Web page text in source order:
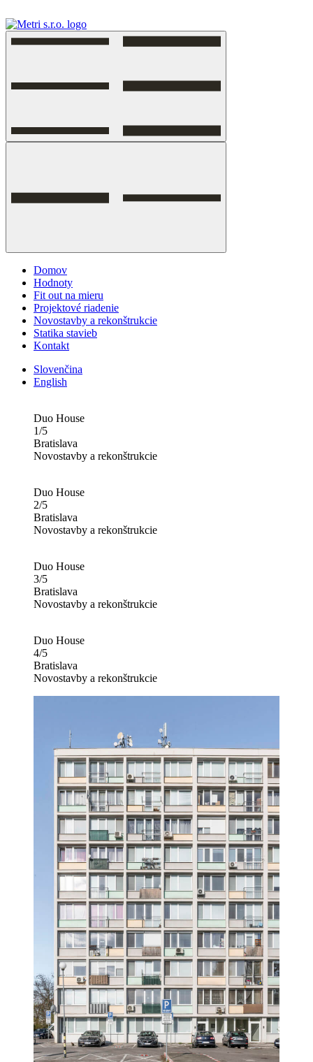
Skip
to
content
Domov
Hodnoty
Fit out na mieru
Projektové riadenie
Novostavby a rekonštrukcie
Statika stavieb
Kontakt
Slovenčina
English
Duo House
1/5
Bratislava
Novostavby a rekonštrukcie
Duo House
2/5
Bratislava
Novostavby a rekonštrukcie
Duo House
3/5
Bratislava
Novostavby a rekonštrukcie
Duo House
4/5
Bratislava
Novostavby a rekonštrukcie